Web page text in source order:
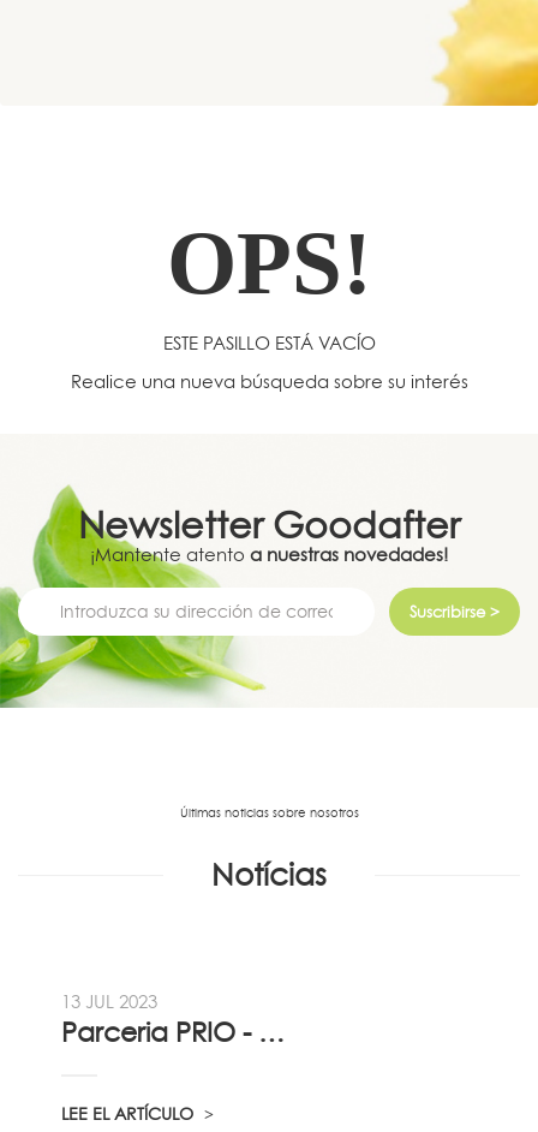
OPS!
ESTE PASILLO ESTÁ VACÍO
Realice una nueva búsqueda sobre su interés
Newsletter Goodafter
¡Mantente atento a nuestras novedades!
Suscribirse >
Últimas noticias sobre nosotros
Notícias
13 JUL 2023
Parceria PRIO - Viadireta - Goodafter...
LEE EL ARTÍCULO